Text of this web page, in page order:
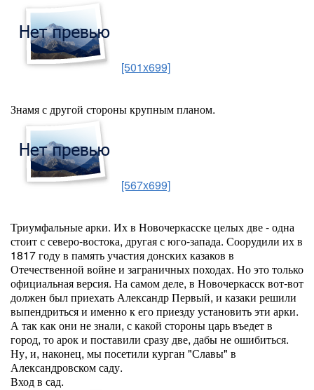
[501x699]
Знамя с другой стороны крупным планом.
[567x699]
Триумфальные арки. Их в Новочеркасске целых две - одна
стоит с северо-востока, другая с юго-запада. Соорудили их в
1817 году в память участия донских казаков в
Отечественной войне и заграничных походах. Но это только
официальная версия. На самом деле, в Новочеркасск вот-вот
должен был приехать Александр Первый, и казаки решили
выпендриться и именно к его приезду установить эти арки.
А так как они не знали, с какой стороны царь въедет в
город, то арок и поставили сразу две, дабы не ошибиться.
Ну, и, наконец, мы посетили курган "Славы" в
Александровском саду.
Вход в сад.